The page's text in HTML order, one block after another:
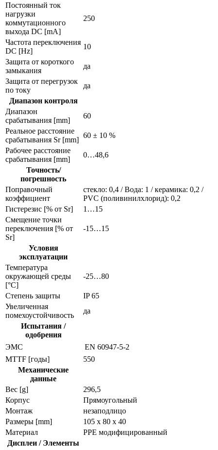
Постоянный ток
нагрузки
коммутационного
выхода DC [mA]
250
Частота переключения
DC [Hz]
10
Защита от короткого
замыкания
да
Защита от перегрузок
по току
да
Диапазон контроля
Диапазон
срабатывания [mm]
60
Реальное расстояние
срабатывания Sr [mm]
60 ± 10 %
Рабочее расстояние
срабатывания [mm]
0…48,6
Точность/
погрешность
Поправочный
коэффициент
стекло: 0,4 / Вода: 1 / керамика: 0,2 /
PVC (поливинилхлорид): 0,2
Гистерезис [% от Sr]
1…15
Смещение точки
переключения [% от
Sr]
-15…15
Условия
эксплуатации
Температура
окружающей среды
[°C]
-25…80
Степень защиты
IP 65
Увеличенная
помехоустойчивость
да
Испытания /
одобрения
ЭMC
EN 60947-5-2
MTTF [годы]
550
Механические
данные
Вес [g]
296,5
Корпус
Прямоугольный
Монтаж
незаподлицо
Размеры [mm]
105 x 80 x 40
Материал
PPE модифицированный
Дисплеи / Элементы